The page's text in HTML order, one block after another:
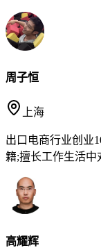
周子恒
上海
出口电商行业创业
籍;擅长工作生活中
高耀辉